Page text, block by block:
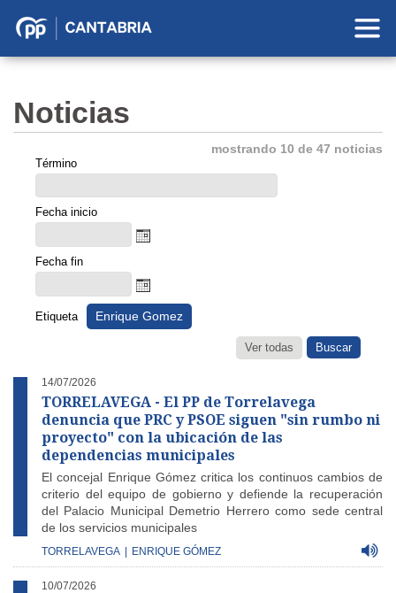
Partido
Cantabria
Noticias
mostrando 10 de 47 noticias
Término
Fecha inicio
Fecha fin
Etiqueta Enrique Gomez
Ver todas
14/07/2026
TORRELAVEGA - El PP de Torrelavega
denuncia que PRC y PSOE siguen "sin rumbo ni
proyecto" con la ubicación de las
dependencias municipales
El concejal Enrique Gómez critica los continuos cambios de
criterio del equipo de gobierno y defiende la recuperación
del Palacio Municipal Demetrio Herrero como sede central
de los servicios municipales
TORRELAVEGA ENRIQUE GÓMEZ
10/07/2026